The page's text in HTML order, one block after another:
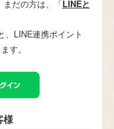
まだの方は、「LINEと
、LINE連携ポイント
す。
様